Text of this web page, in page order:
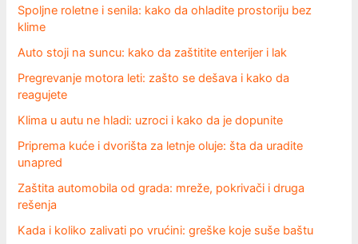
a
:
Spoljne roletne i senila: kako da ohladite prostoriju bez
klime
Auto stoji na suncu: kako da zaštitite enterijer i lak
Pregrevanje motora leti: zašto se dešava i kako da
reagujete
Klima u autu ne hladi: uzroci i kako da je dopunite
Priprema kuće i dvorišta za letnje oluje: šta da uradite
unapred
Zaštita automobila od grada: mreže, pokrivači i druga
rešenja
Kada i koliko zalivati po vrućini: greške koje suše baštu